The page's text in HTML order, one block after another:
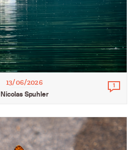
13/06/2026
Nicolas Spuhler
1